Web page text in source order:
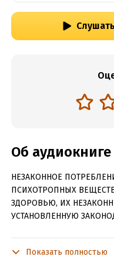
Об аудиокниге
НЕЗАКОННОЕ
ПСИХОТРОПНЫХ
ЗДОРОВЬЮ, ИХ
УСТАНОВЛЕННУЮ
Показать полностью